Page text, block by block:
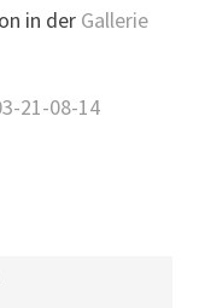
in der Gallerie